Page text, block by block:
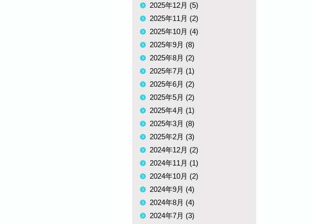
2025年12月 (5)
2025年11月 (2)
2025年10月 (4)
2025年9月 (8)
2025年8月 (2)
2025年7月 (1)
2025年6月 (2)
2025年5月 (2)
2025年4月 (1)
2025年3月 (8)
2025年2月 (3)
2024年12月 (2)
2024年11月 (1)
2024年10月 (2)
2024年9月 (4)
2024年8月 (4)
2024年7月 (3)